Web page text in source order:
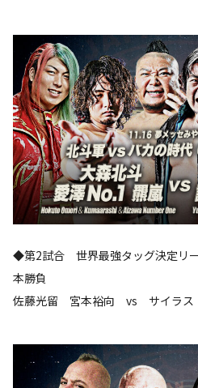
◆第2試合 世界最強タッグ決定リ
本勝負
佐藤光留 宮本裕向 vs サイラス